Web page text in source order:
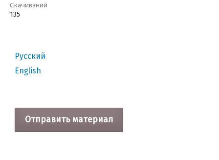
Скачиваний
135
Русский
English
Отправить материал